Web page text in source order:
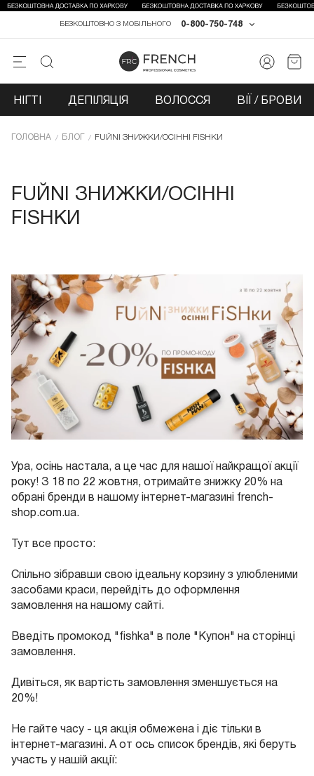
0-800-750-748
БЕЗКОШТОВНО З МОБІЛЬНОГО
НІГТІ ДЕПІЛЯЦІЯ ВОЛОССЯ ВІЇ / БРОВИ
ГОЛОВНА БЛОГ FUЙNI ЗНИЖКИ/ОСІННІ FISHКИ
FUЙNI ЗНИЖКИ/ОСІННІ
FISHКИ
Ура, осінь настала, а це час для нашої найкращої акції
року! З 18 по 22 жовтня, отримайте знижку 20% на
обрані бренди в нашому інтернет-магазині french-
shop.com.ua.
Тут все просто:
Спільно зібравши свою ідеальну корзину з улюбленими
засобами краси, перейдіть до оформлення
замовлення на нашому сайті.
Введіть промокод "fishka" в поле "Купон" на сторінці
замовлення.
Дивіться, як вартість замовлення зменшується на
20%!
Не гайте часу - ця акція обмежена і діє тільки в
інтернет-магазині. А от ось список брендів, які беруть
участь у нашій акції: